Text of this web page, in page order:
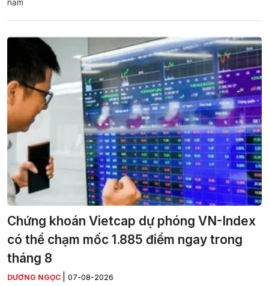
năm
Chứng khoán Vietcap dự phóng VN-Index
có thể chạm mốc 1.885 điểm ngay trong
tháng 8
DƯƠNG NGỌC 07-08-2026